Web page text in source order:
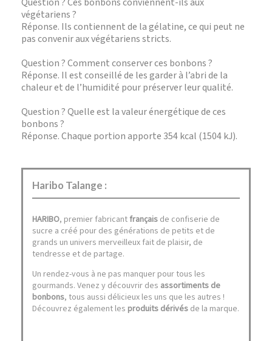
végétariens ?
Réponse. Ils contiennent de la gélatine, ce qui peut ne
pas convenir aux végétariens stricts.
Question ? Comment conserver ces bonbons ?
Réponse. Il est conseillé de les garder à l’abri de la
chaleur et de l’humidité pour préserver leur qualité.
Question ? Quelle est la valeur énergétique de ces
bonbons ?
Réponse. Chaque portion apporte 354 kcal (1504 kJ).
Haribo Talange :
HARIBO, premier fabricant français de confiserie de
sucre a créé pour des générations de petits et de
grands un univers merveilleux fait de plaisir, de
tendresse et de partage.
Un rendez-vous à ne pas manquer pour tous les
gourmands. Venez y découvrir des assortiments de
bonbons, tous aussi délicieux les uns que les autres !
Découvrez également les produits dérivés de la marque.